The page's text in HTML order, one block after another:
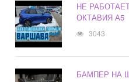
НЕ
ОКТАВИЯ А5
3043
БАМПЕР НА